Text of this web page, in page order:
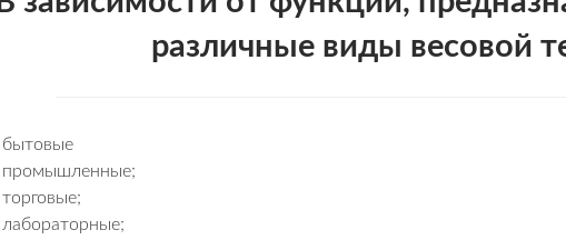
различные виды весовой
бытовые
промышленные;
торговые;
лабораторные;